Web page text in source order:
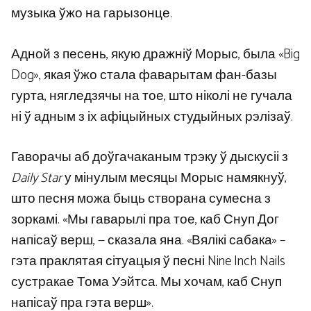
музыка ўжо на гарызонце.
Адной з песень, якую дражніў Морыс, была «Big
Dog», якая ўжо стала фаварытам фан-базы
гурта, нягледзячы на ​​тое, што ніколі не гучала
ні ў адным з іх афіцыйных студыйных рэлізаў.
Гаворачы аб доўгачаканым трэку ў дыскусіі з
Daily Starу мінулым месяцы Морыс намякнуў,
што песня можа быць створана сумесна з
зоркамі. «Мы гаварылі пра тое, каб Снуп Дог
напісаў верш, — сказала яна. «Вялікі сабака» –
гэта праклятая сітуацыя ў песні Nine Inch Nails
сустракае Тома Уэйтса. Мы хочам, каб Снуп
напісаў пра гэта верш».